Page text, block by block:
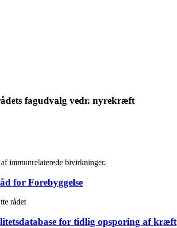
fagudvalg vedr. nyrekræft
immunrelaterede bivirkninger.
for Forebyggelse
rådet
for tidlig opsporing af kræft